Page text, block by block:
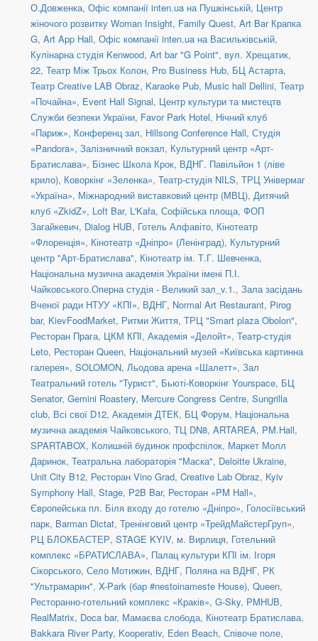
О.Довженка, Офіс компанії inten.ua на Пушкінській, Центр
жіночого розвитку Woman Insight, Family Quest, Art Bar Крапка
G, Art App Hall, Офіс компанії inten.ua на Васильківській,
Кулінарна студія Kenwood, Art bar "G Point", вул. Хрещатик,
22, Театр Між Трьох Колон, Pro Business Hub, БЦ Астарта,
Театр Creative LAB Obraz, Karaoke Pub, Music hall Dellini, Театр
«Почайна», Event Hall Signal, Центр культури та мистецтв
Служби безпеки України, Favor Park Hotel, Нічний клуб
«Париж», Конференц зал, Hillsong Conference Hall, Студія
«Pandora», Залізничний вокзал, Культурний центр «Арт-
Братислава», Бізнес Школа Крок, ВДНГ. Павільйон 1 (ліве
крило), Коворкінг «Зеленка», Театр-студія NILS, ТРЦ Універмаг
«Україна», Міжнародний виставковий центр (МВЦ), Дитячий
клуб «ZkidZ», Loft Bar, L'Kafa, Софійська площа, ФОП
Загайкевич, Dialog HUB, Готель Алфавіто, Кінотеатр
«Флоренція», Кінотеатр «Дніпро» (Ленінград), Культурний
центр "Арт-Братислава", Кінотеатр ім. Т.Г. Шевченка,
Національна музична академія України імені П.І.
Чайковського.Оперна студія - Великий зал_v.1., Зала засідань
Вченої ради НТУУ «КПІ», ВДНГ, Normal Art Restaurant, Pirog
bar, KievFoodMarket, Ритми Життя, ТРЦ "Smart plaza Obolon",
Ресторан Прага, ЦКМ КПІ, Академія «Делойт», Театр-студія
Leto, Ресторан Queen, Національний музей «Київська картинна
галерея», SOLOMON, Льодова арена «Шалетт», Зал
Театральний готель "Турист", Бьюті-Коворкінг Yourspace, БЦ
Senator, Gemini Roastery, Mercure Congress Centre, Sungrilla
club, Всі свої D12, Академія ДТЕК, БЦ Форум, Національна
музична академія Чайковського, ТЦ DN8, ARTAREA, PM.Hall,
SPARTABOX, Колишній будинок профспілок, Маркет Молл
Даринок, Театральна лабораторія "Маска", Deloitte Ukraine,
Unit City B12, Ресторан Vino Grad, Creative Lab Obraz, Kyiv
Symphony Hall, Stage, P2B Bar, Ресторан «PM Hall»,
Європейська пл. Біля входу до готелю «Дніпро», Голосіївський
парк, Barman Dictat, Тренінговий центр «ТрейдМайстерГруп»,
РЦ БЛОКБАСТЕР, STAGE KYIV, м. Вирлиця, Готельний
комплекс «БРАТИСЛАВА», Палац культури КПІ ім. Ігоря
Сікорського, Село Мотижин, ВДНГ, Поляна на ВДНГ, РК
"Ультрамарин", X-Park (бар #nestoinameste House), Queen,
Ресторанно-готельний комплекс «Краків», G-Sky, PMHUB,
RealMatrix, Doca bar, Мамаєва слобода, Кінотеатр Братислава,
Bakkara River Party, Kooperativ, Eden Beach, Співоче поле,